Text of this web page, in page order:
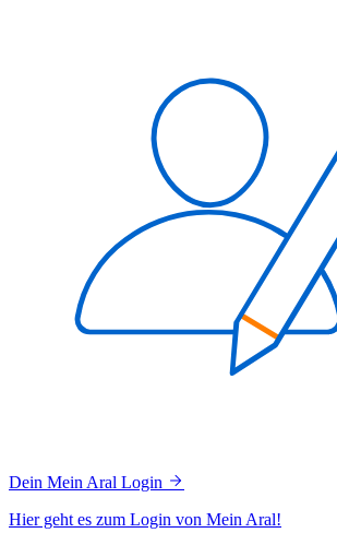
Dein Mein Aral Login
Hier geht es zum Login von Mein Aral!